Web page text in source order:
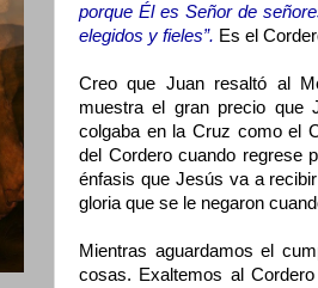
porque Él es Señor de
elegidos y fieles”. Es el
Creo que Juan resaltó al
muestra el gran precio que
colgaba en la Cruz como el
del Cordero cuando regrese
énfasis que Jesús va a
gloria que se le negaron
Mientras aguardamos el
cosas. Exaltemos al